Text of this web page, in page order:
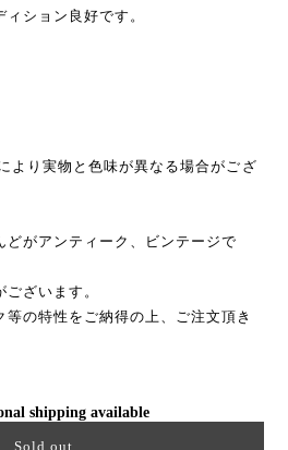
ション良好です。
より実物と色味が異なる場合がござ
どがアンティーク、ビンテージで
ざいます。
等の特性をご納得の上、ご注文頂き
shipping available
Sold out